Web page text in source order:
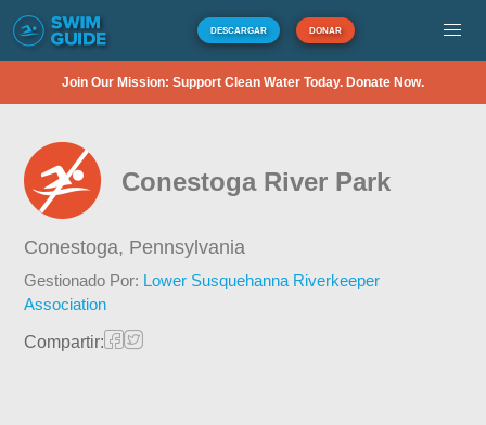
DESCARGAR DONAR
Join Our Mission: Support Clean Water Today. Donate Now.
Conestoga River Park
Conestoga, Pennsylvania
Gestionado Por: Lower Susquehanna Riverkeeper
Association
Compartir: